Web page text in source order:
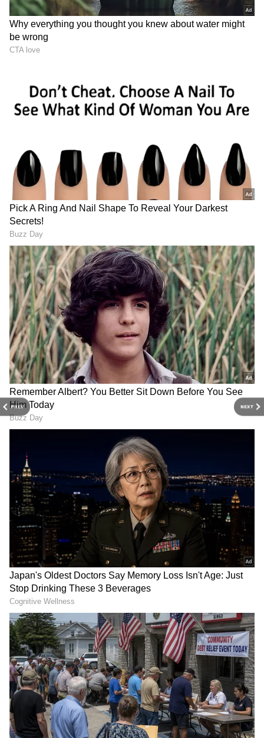
PREV NEXT
Image Credit :
చాలా సేపటి వరకు గట్టిగా ఉంటుంది. ఈ సమయంలో
వండితే రుచి బాగోదు, కడుపులో సమస్యలు వస్తాయి.
గాలి తగిలే ప్రదేశంలో ఉంచడం మంచిది. అప్పుడు
వండుకుంటే ఎలాంటి ఇబ్బంది ఉండదు.
Related Articles
Ice Cream Storage: ఇస్ క్రీం ఫ్రిడ్జ్ లో ఎన్ని రోజులు
ఉంటే మంచిది? చాలా మంది చేసే పొరపాటు ఇదే!
Milk Benefits: వేడి పాలా? చల్లటి పాలా?
ఆరోగ్యానికి ఏది మంచిది?
3
Image Credit : StockPhoto
ఎలా నిల్వ చేయాలి?
వెంటనే వండకూడదనే కారణంతో చాలామంది మాంసాన్ని
నిల్వచేస్తారు. ప్లాస్టిక్ కవర్లలో కుక్కేస్తారు. దీనివల్లే మాంసం
త్వరగా పాడవుతుంది. ప్లాస్టిక్ కవర్లలో తేమ చేరి బ్యాక్టీరియా
పెరుగుతుంది. దానివల్ల మాంసం వాసనొచ్చి కుళ్లిపోతుంది.
ముందుగా మాంసాన్ని గాలికి ఆరనివ్వాలి. వేడి తగ్గాక, ఒక
ట్రే లేదా పెద్ద గిన్నెలో పరచాలి. గది ఉష్ణోగ్రతకు వచ్చాకే
ఫ్రిజ్‌లో లేదా ఫ్రీజర్‌లో పెట్టాలి.